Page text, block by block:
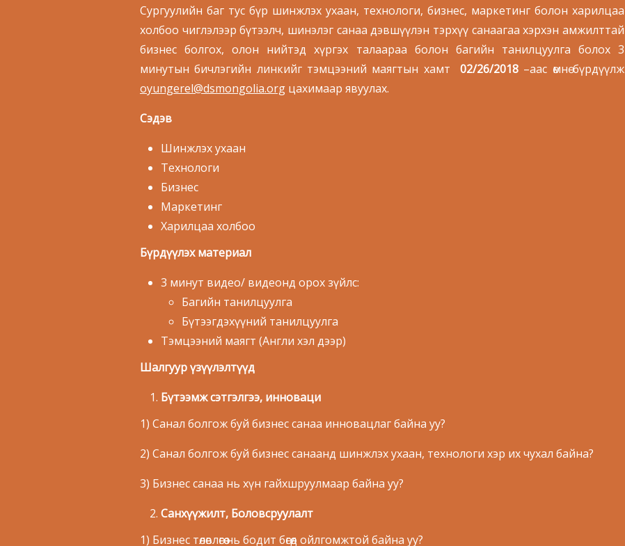
Сургуулийн баг тус бүр шинжлэх ухаан, технологи, бизнес, маркетинг болон харилцаа
холбоо чиглэлээр бүтээлч, шинэлэг санаа дэвшүүлэн тэрхүү санаагаа хэрхэн амжилттай
бизнес болгох, олон нийтэд хүргэх талаараа болон багийн танилцуулга болох 3
минутын бичлэгийн линкийг тэмцээний маягтын хамт02/26/2018 –аас өмнө бүрдүүлж
oyungerel@dsmongolia.org цахимаар явуулах.
Сэдэв
Шинжлэх ухаан
Технологи
Бизнес
Маркетинг
Харилцаа холбоо
Бүрдүүлэх материал
3 минут видео/ видеонд орох зүйлс:
Багийн танилцуулга
Бүтээгдэхүүний танилцуулга
Тэмцээний маягт (Англи хэл дээр)
Шалгуур үзүүлэлтүүд
Бүтээмж сэтгэлгээ, инноваци
1) Санал болгож буй бизнес санаа инновацлаг байна уу?
2) Санал болгож буй бизнес санаанд шинжлэх ухаан, технологи хэр их чухал байна?
3) Бизнес санаа нь хүн гайхшруулмаар байна уу?
Санхүүжилт, Боловсруулалт
1) Бизнес төлөвлөгөө нь бодит бөгөөд ойлгомжтой байна уу?